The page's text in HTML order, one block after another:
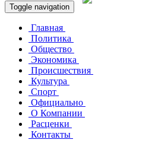
Toggle navigation
Главная
Политика
Общество
Экономика
Происшествия
Культура
Спорт
Официально
О Компании
Расценки
Контакты